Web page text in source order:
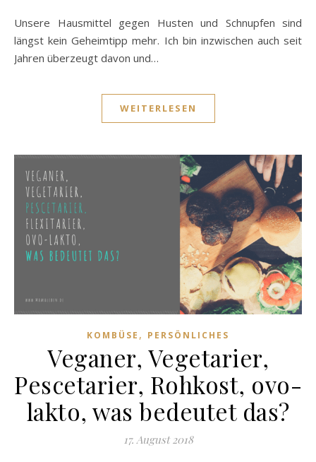
Unsere Hausmittel gegen Husten und Schnupfen sind
längst kein Geheimtipp mehr. Ich bin inzwischen auch seit
Jahren überzeugt davon und…
WEITERLESEN
KOMBÜSE , PERSÖNLICHES
Veganer, Vegetarier,
Pescetarier, Rohkost, ovo-
lakto, was bedeutet das?
17. August 2018